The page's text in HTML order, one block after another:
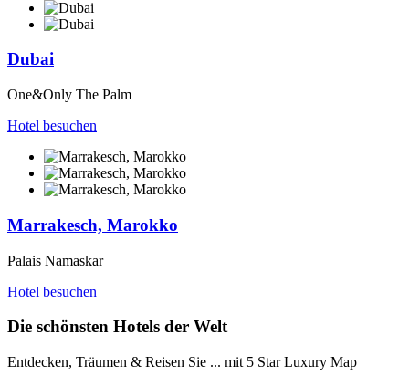
Dubai
One&Only The Palm
Hotel besuchen
Marrakesch, Marokko
Palais Namaskar
Hotel besuchen
Die schönsten Hotels der Welt
Entdecken, Träumen & Reisen Sie ... mit 5 Star Luxury Map